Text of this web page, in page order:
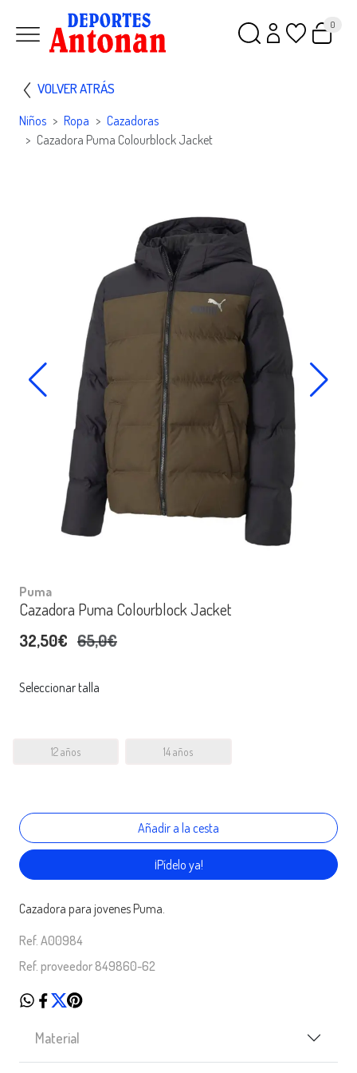
0
VOLVER ATRÁS
Niños Ropa
Cazadoras
Cazadora Puma Colourblock Jacket
Puma
Cazadora Puma Colourblock Jacket
32,50€ 65,0€
Seleccionar talla
12 años 14 años
¡Pídelo ya!
Cazadora para jovenes Puma.
Ref. A00984
Ref. proveedor 849860-62
Material